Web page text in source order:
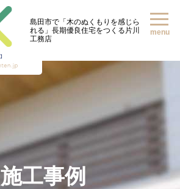
島田市で「木のぬくもりを感じら
れる」長期優良住宅をつくる片川
工務店
menu
施工事例